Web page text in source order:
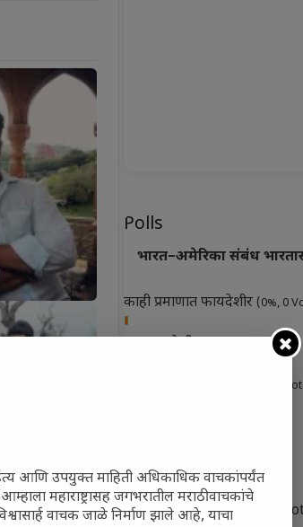
Polls
भारत–अमेरिका संबंध
काही प्रमाणात फायदेशीर (0%, 0
(0%, 3 Votes)
(0%, 0
तटस्थ(0%, 3 Votes)
Total
आणि उपयुक्त माहिती अधिकाधिक वाचकांपर्यंत
महाराष्ट्रासह जगभरातील मराठी वाचकांचे
वाचक जाळे निर्माण झाले आहे, याचा